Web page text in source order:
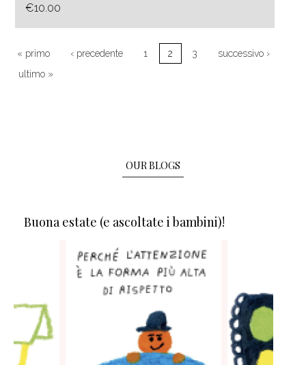
€10.00
« primoFirst page‹ precedentePrevious page
1 2 3 successivo ›Next
ultimo »Last page
OUR BLOGS
Buona estate (e ascoltate i bambini)!